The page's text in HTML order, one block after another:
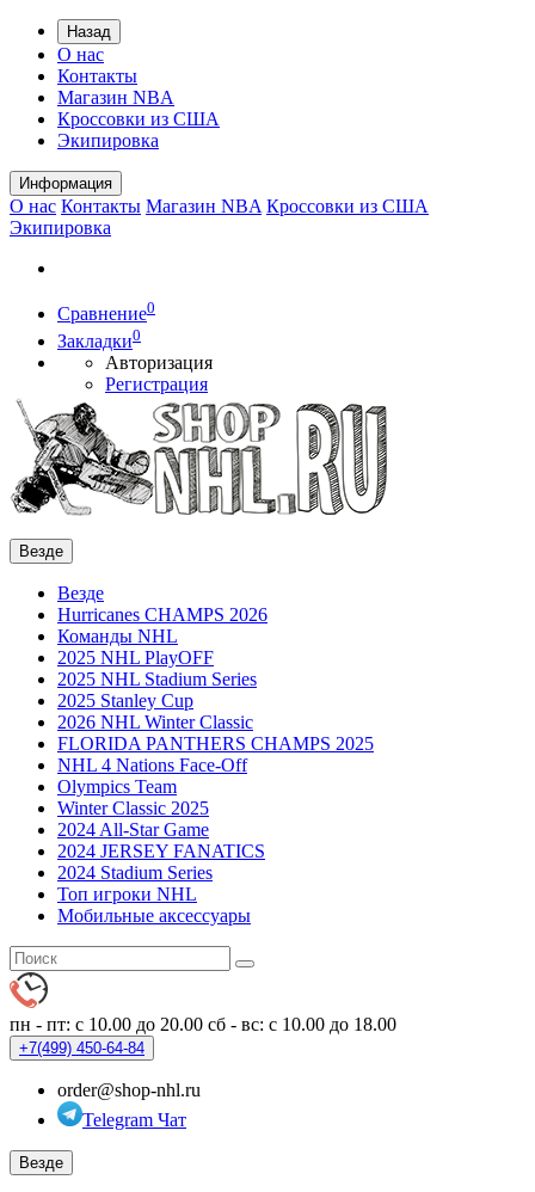
Назад
О нас
Контакты
Магазин NBA
Кроссовки из США
Экипировка
Информация
О нас Контакты Магазин NBA Кроссовки из США
Экипировка
Сравнение0
Закладки0
Авторизация
Регистрация
Везде
Везде
Hurricanes CHAMPS 2026
Команды NHL
2025 NHL PlayOFF
2025 NHL Stadium Series
2025 Stanley Cup
2026 NHL Winter Classic
FLORIDA PANTHERS CHAMPS 2025
NHL 4 Nations Face-Off
Olympics Team
Winter Classic 2025
2024 All-Star Game
2024 JERSEY FANATICS
2024 Stadium Series
Топ игроки NHL
Мобильные аксессуары
пн - пт: с 10.00 до 20.00 сб - вс: с 10.00 до 18.00
+7(499) 450-64-84
order@shop-nhl.ru
Telegram Чат
Везде